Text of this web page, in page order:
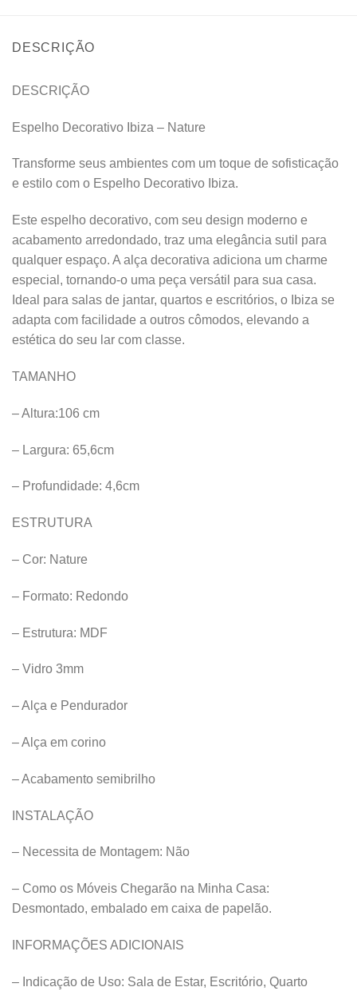
DESCRIÇÃO
DESCRIÇÃO
Espelho Decorativo Ibiza – Nature
Transforme seus ambientes com um toque de sofisticação
e estilo com o Espelho Decorativo Ibiza.
Este espelho decorativo, com seu design moderno e
acabamento arredondado, traz uma elegância sutil para
qualquer espaço. A alça decorativa adiciona um charme
especial, tornando-o uma peça versátil para sua casa.
Ideal para salas de jantar, quartos e escritórios, o Ibiza se
adapta com facilidade a outros cômodos, elevando a
estética do seu lar com classe.
TAMANHO
– Altura:106 cm
– Largura: 65,6cm
– Profundidade: 4,6cm
ESTRUTURA
– Cor: Nature
– Formato: Redondo
– Estrutura: MDF
– Vidro 3mm
– Alça e Pendurador
– Alça em corino
– Acabamento semibrilho
INSTALAÇÃO
– Necessita de Montagem: Não
– Como os Móveis Chegarão na Minha Casa:
Desmontado, embalado em caixa de papelão.
INFORMAÇÕES ADICIONAIS
– Indicação de Uso: Sala de Estar, Escritório, Quarto